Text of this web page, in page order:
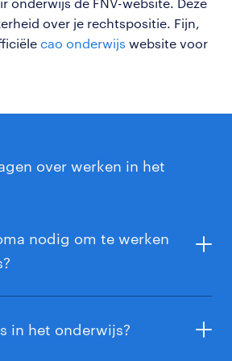
over je rechtspositie. Fijn,
cao onderwijs website voor
over werken in het
nodig om te werken
als leraar in het basisonderwijs te
in het onderwijs?